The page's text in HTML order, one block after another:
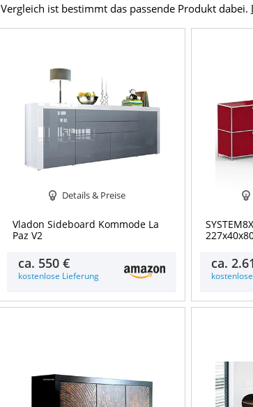
Vergleich ist bestimmt das passende Produkt dabei.
Details & Preise
Vladon Sideboard Kommode La
Paz V2
ca. 550 €
kostenlose Lieferung
ca.